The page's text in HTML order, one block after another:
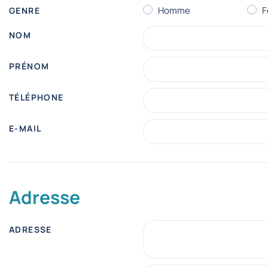
GENRE Homme
NOM
PRÉNOM
TÉLÉPHONE
E-MAIL
Adresse
ADRESSE